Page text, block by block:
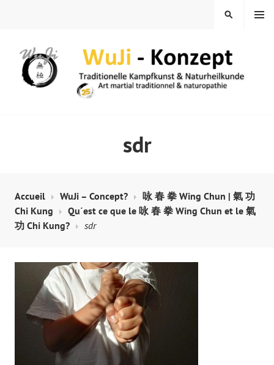
MENU
SEARCH
sdr
Accueil WuJi – Concept?
咏 春 拳 Wing Chun | 氣 功
Chi Kung
Qu´est ce que le 咏 春 拳 Wing Chun et le 氣
功 Chi Kung?
sdr